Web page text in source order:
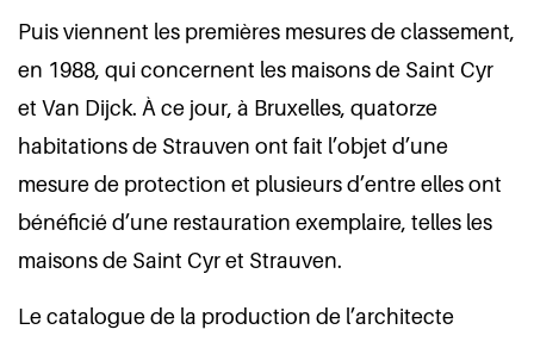
Puis viennent les premières mesures de classement,
en 1988, qui concernent les maisons de Saint Cyr
et Van Dijck. À ce jour, à Bruxelles, quatorze
habitations de Strauven ont fait l’objet d’une
mesure de protection et plusieurs d’entre elles ont
bénéficié d’une restauration exemplaire, telles les
maisons de Saint Cyr et Strauven.
Le catalogue de la production de l’architecte